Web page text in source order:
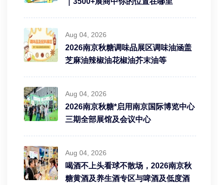
Aug 04, 2026
2026南京秋糖调味品展区调味油涵盖
芝麻油辣椒油花椒油芥末油等
Aug 04, 2026
2026南京秋糖*启用南京国际博览中心
三期全部展馆及会议中心
Aug 04, 2026
喝酒不上头看球不散场，2026南京秋
糖黄酒及养生酒专区与啤酒及低度酒